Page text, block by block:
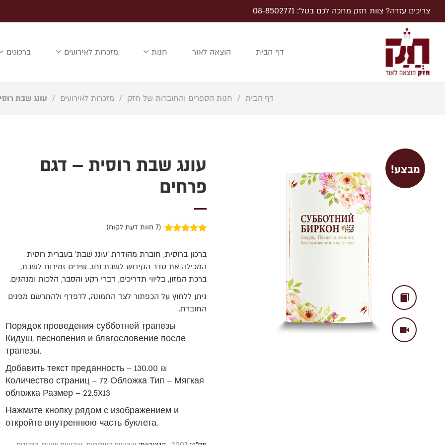
צריכים עזרה? צוות חזק מחכה לכם בטל׳: 08-8502771
דף הבית הוצאה לאור חנות מזכרות לאירועים ברכונים
דף הבית / חנות הספרים והחוברות של חזק / מזכרות לאירועים / עונג שבת
מבצע!
עונג שבת רוסית – דגם
פרחים
עלדירוגים של
לקוחות
(
7חוות דעת לקוח)
ברכון ברוסית, חוברת מהודרת 'עונג שבת' בעברית רוסית
המכילה את סדר הקידוש לשבת וחג. שירים זמירות לשבת‚
ברכת המזון, בליווי תדריכים‚ דברי רקע והסבר‚ הלכות ומנהגים.
ניתן ללחוץ על הכפתור לצד התמונה, לדפדף ולהתרשם מפנים
החוברת.
Порядок проведения субботней трапезы
Кидуш‚ песнопения и благословение после
трапезы.
Добавить текст преданность – 130.00 ₪
Количество страниц – 72 Обложка Тип – Мягкая
обложка Размер – 22.5X13
Нажмите кнопку рядом с изображением и
откройте внутреннюю часть буклета.